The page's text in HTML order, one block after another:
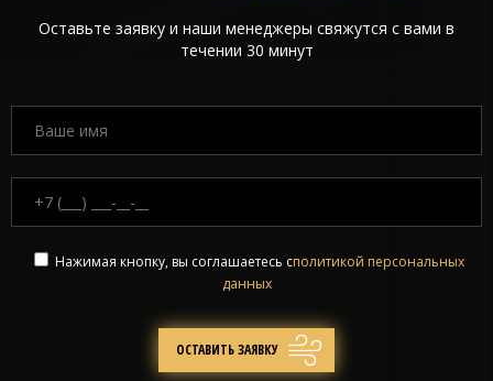
Оставьте заявку и наши менеджеры свяжутся с вами в
течении 30 минут
Нажимая кнопку, вы соглашаетесь сполитикой персональных
данных